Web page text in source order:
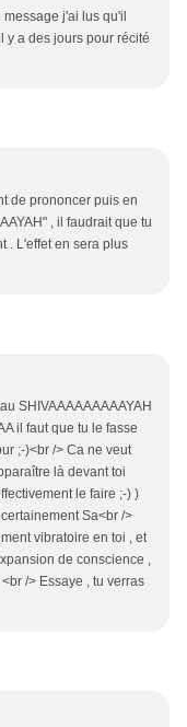
j'ai lus qu'il
y a des jours pour récité
de prononcer puis en
, il faudrait que tu
. L'effet en sera plus
SHIVAAAAAAAAAYAH
il faut que tu le fasse
;-)<br /> Ca ne veut
là devant toi
le faire ;-) )
Sa<br />
vibratoire en toi , et
de conscience ,
/> Essaye , tu verras